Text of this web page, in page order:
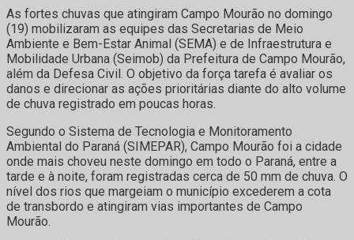
As fortes chuvas que atingiram Campo Mourão no domingo
(19) mobilizaram as equipes das Secretarias de Meio
Ambiente e Bem-Estar Animal (SEMA) e de Infraestrutura e
Mobilidade Urbana (Seimob) da Prefeitura de Campo Mourão,
além da Defesa Civil. O objetivo da força tarefa é avaliar os
danos e direcionar as ações prioritárias diante do alto volume
de chuva registrado em poucas horas.
Segundo o Sistema de Tecnologia e Monitoramento
Ambiental do Paraná (SIMEPAR), Campo Mourão foi a cidade
onde mais choveu neste domingo em todo o Paraná, entre a
tarde e à noite, foram registradas cerca de 50 mm de chuva. O
nível dos rios que margeiam o município excederem a cota
de transbordo e atingiram vias importantes de Campo
Mourão.